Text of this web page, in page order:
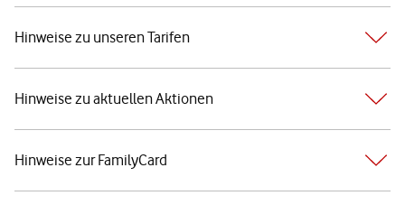
Hinweise zu unseren Tarifen
Hinweise zu aktuellen Aktionen
Hinweise zur FamilyCard